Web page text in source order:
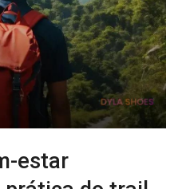
estar